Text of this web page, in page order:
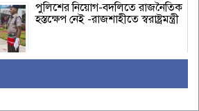
পুলিশের নিয়োগ-বদলিতে রাজনৈতিক
হস্তক্ষেপ নেই -রাজশাহীতে স্বরাষ্ট্রমন্ত্রী
বছর পূর্তি উদযাপন